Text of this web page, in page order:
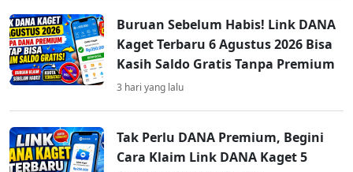
Buruan Sebelum Habis! Link DANA
Kaget Terbaru 6 Agustus 2026 Bisa
Kasih Saldo Gratis Tanpa Premium
3 hari yang lalu
Tak Perlu DANA Premium, Begini
Cara Klaim Link DANA Kaget 5